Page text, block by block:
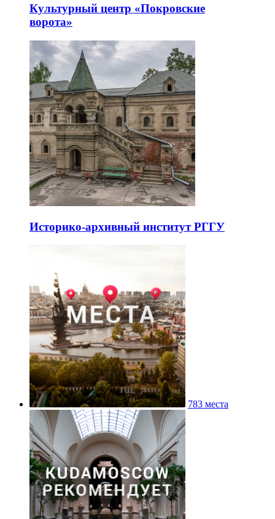
Культурный центр «Покровские
ворота»
Историко-архивный институт РГГУ
783 места